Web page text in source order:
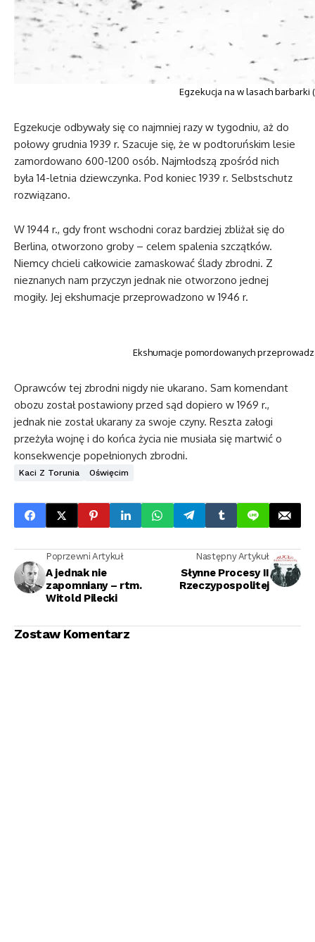
Egzekucja na w lasach barbarki
Egzekucje odbywały się co najmniej razy w tygodniu, aż do
połowy grudnia 1939 r. Szacuje się, że w podtoruńskim lesie
zamordowano 600-1200 osób. Najmłodszą zpośród nich
była 14-letnia dziewczynka. Pod koniec 1939 r. Selbstschutz
rozwiązano.
W 1944 r., gdy front wschodni coraz bardziej zbliżał się do
Berlina, otworzono groby – celem spalenia szczątków.
Niemcy chcieli całkowicie zamaskować ślady zbrodni. Z
nieznanych nam przyczyn jednak nie otworzono jednej
mogiły. Jej ekshumacje przeprowadzono w 1946 r.
Ekshumacje pomordowanych
Oprawców tej zbrodni nigdy nie ukarano. Sam komendant
obozu został postawiony przed sąd dopiero w 1969 r.,
jednak nie został ukarany za swoje czyny. Reszta załogi
przeżyła wojnę i do końca życia nie musiała się martwić o
konsekwencje popełnionych zbrodni.
Kaci Z Torunia Oświęcim
Poprzewni Artykuł
A jednak nie
zapomniany – rtm.
Witold Pilecki
Następny Artykuł
Słynne Procesy II
Rzeczypospolitej
Zostaw Komentarz